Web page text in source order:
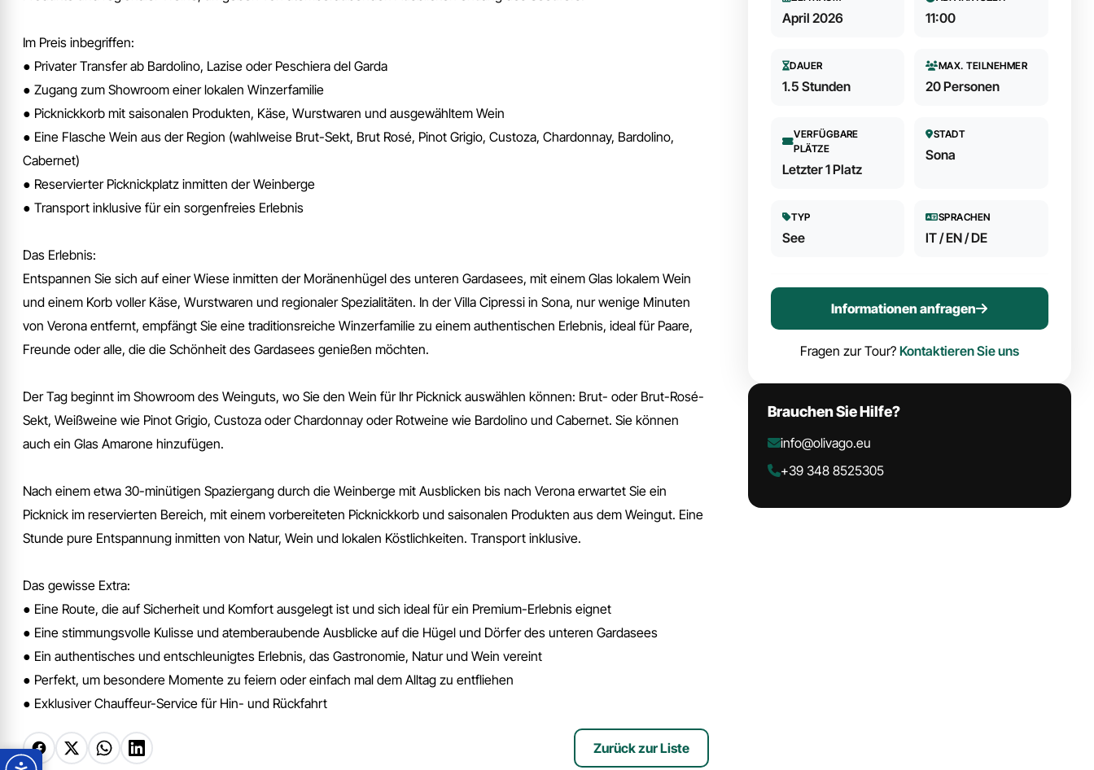
Im Preis inbegriffen:
● Privater Transfer ab Bardolino, Lazise oder Peschiera del Garda
● Zugang zum Showroom einer lokalen Winzerfamilie
● Picknickkorb mit saisonalen Produkten, Käse, Wurstwaren und ausgewähltem Wein
● Eine Flasche Wein aus der Region (wahlweise Brut-Sekt, Brut Rosé, Pinot Grigio, Custoza, Chardonnay, Bardolino,
Cabernet)
● Reservierter Picknickplatz inmitten der Weinberge
● Transport inklusive für ein sorgenfreies Erlebnis
Das Erlebnis:
Entspannen Sie sich auf einer Wiese inmitten der Moränenhügel des unteren Gardasees, mit einem Glas lokalem Wein
und einem Korb voller Käse, Wurstwaren und regionaler Spezialitäten. In der Villa Cipressi in Sona, nur wenige Minuten
von Verona entfernt, empfängt Sie eine traditionsreiche Winzerfamilie zu einem authentischen Erlebnis, ideal für Paare,
Freunde oder alle, die die Schönheit des Gardasees genießen möchten.
Der Tag beginnt im Showroom des Weinguts, wo Sie den Wein für Ihr Picknick auswählen können: Brut- oder Brut-Rosé-
Sekt, Weißweine wie Pinot Grigio, Custoza oder Chardonnay oder Rotweine wie Bardolino und Cabernet. Sie können
auch ein Glas Amarone hinzufügen.
Nach einem etwa 30-minütigen Spaziergang durch die Weinberge mit Ausblicken bis nach Verona erwartet Sie ein
Picknick im reservierten Bereich, mit einem vorbereiteten Picknickkorb und saisonalen Produkten aus dem Weingut. Eine
Stunde pure Entspannung inmitten von Natur, Wein und lokalen Köstlichkeiten. Transport inklusive.
Das gewisse Extra:
● Eine Route, die auf Sicherheit und Komfort ausgelegt ist und sich ideal für ein Premium-Erlebnis eignet
● Eine stimmungsvolle Kulisse und atemberaubende Ausblicke auf die Hügel und Dörfer des unteren Gardasees
● Ein authentisches und entschleunigtes Erlebnis, das Gastronomie, Natur und Wein vereint
● Perfekt, um besondere Momente zu feiern oder einfach mal dem Alltag zu entfliehen
● Exklusiver Chauffeur-Service für Hin- und Rückfahrt
Zurück zur Liste
April 2026 11:00
DAUER
1.5 Stunden
MAX. TEILNEHMER
20Personen
VERFÜGBARE
PLÄTZE
Letzter1Platz
STADT
Sona
TYP
See
SPRACHEN
IT / EN / DE
Informationen anfragen
Fragen zur Tour? Kontaktieren Sie uns
Brauchen Sie Hilfe?
info@olivago.eu
+39 348 8525305